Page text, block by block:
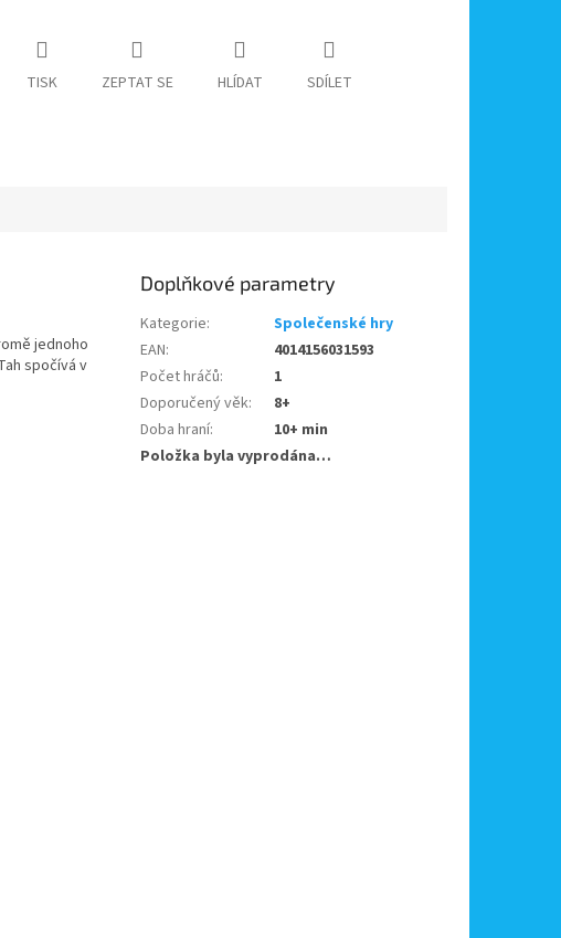
TISK ZEPTAT SE HLÍDAT SDÍLET
jednoho
spočívá v
Doplňkové parametry
Kategorie:
Společenské hry
EAN:
4014156031593
Počet hráčů:
1
Doporučený věk:
8+
Doba hraní:
10+ min
Položka byla vyprodána…